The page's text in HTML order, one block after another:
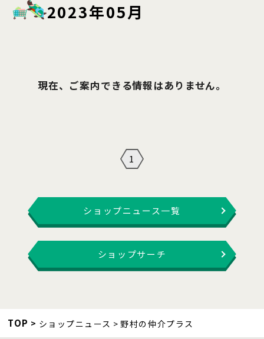
2023年05月
現在、ご案内できる情報はありません。
1
ショップニュース一覧
ショップサーチ
TOP ショップニュース 野村の仲介プラス